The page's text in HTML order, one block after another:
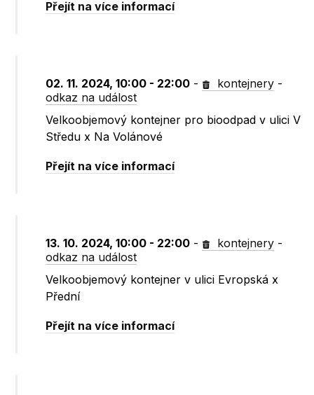
Přejít na více informací
02. 11. 2024, 10:00 - 22:00 - kontejnery -
odkaz na událost
Velkoobjemový kontejner pro bioodpad v ulici V
Středu x Na Volánové
Přejít na více informací
13. 10. 2024, 10:00 - 22:00 - kontejnery -
odkaz na událost
Velkoobjemový kontejner v ulici Evropská x
Přední
Přejít na více informací